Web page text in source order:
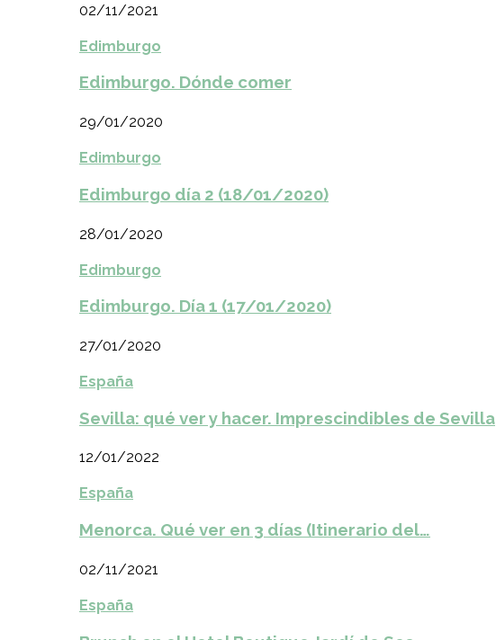
02/11/2021
Edimburgo
Edimburgo. Dónde comer
29/01/2020
Edimburgo
Edimburgo día 2 (18/01/2020)
28/01/2020
Edimburgo
Edimburgo. Día 1 (17/01/2020)
27/01/2020
España
Sevilla: qué ver y hacer. Imprescindibles de Sevilla
12/01/2022
España
Menorca. Qué ver en 3 días (Itinerario del…
02/11/2021
España